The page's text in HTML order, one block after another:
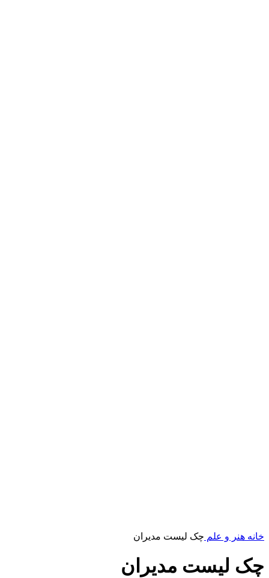
خانه هنر و علم چک لیست مدیران
چک لیست مدیران